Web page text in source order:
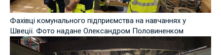
Фахівці комунального підприємства на навчаннях у
Швеції. Фото надане Олександром Половиненком